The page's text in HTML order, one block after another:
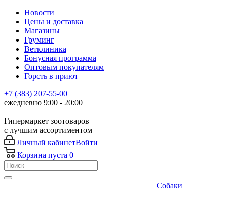
Новости
Цены и доставка
Магазины
Груминг
Ветклиника
Бонусная программа
Оптовым покупателям
Горсть в приют
+7 (383) 207-55-00
ежедневно 9:00 - 20:00
Гипермаркет зоотоваров
с лучшим ассортиментом
Личный кабинетВойти
Корзина пуста 0
Собаки